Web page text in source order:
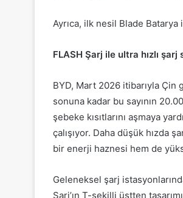
Ayrıca, ilk nesil Blade Batarya
FLASH Şarj ile ultra hızlı şarj
BYD, Mart 2026 itibarıyla Çin
sonuna kadar bu sayının
şebeke kısıtlarını aşmaya
çalışıyor. Daha düşük hızda
bir enerji haznesi hem de
Geleneksel şarj
Şarj’ın T-şekilli üstten